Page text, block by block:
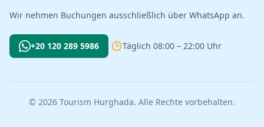
Wir nehmen Buchungen ausschließlich über WhatsApp an.
+20 120 289 5986 Täglich 08:00 – 22:00 Uhr
© 2026 Tourism Hurghada. Alle Rechte vorbehalten.